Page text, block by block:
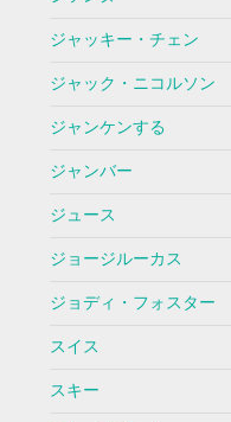
ジャッキー・チェン
ジャック・ニコルソン
ジャンケンする
ジャンバー
ジュース
ジョージルーカス
ジョディ・フォスター
スイス
スキー